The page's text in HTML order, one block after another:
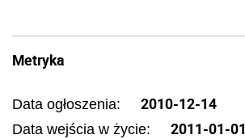
Metryka
Data ogłoszenia: 2010-12-14
Data wejścia w życie: 2011-01-01